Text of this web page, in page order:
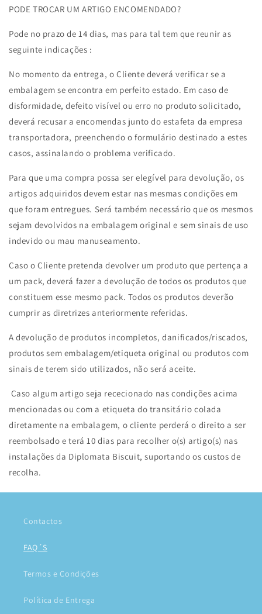
PODE TROCAR UM ARTIGO ENCOMENDADO?
Pode no prazo de 14 dias, mas para tal tem que reunir as
seguinte indicações :
No momento da entrega, o Cliente deverá verificar se a
embalagem se encontra em perfeito estado. Em caso de
disformidade, defeito visível ou erro no produto solicitado,
deverá recusar a encomendas junto do estafeta da empresa
transportadora, preenchendo o formulário destinado a estes
casos, assinalando o problema verificado.
Para que uma compra possa ser elegível para devolução, os
artigos adquiridos devem estar nas mesmas condições em
que foram entregues. Será também necessário que os mesmos
sejam devolvidos na embalagem original e sem sinais de uso
indevido ou mau manuseamento.
Caso o Cliente pretenda devolver um produto que pertença a
um pack, deverá fazer a devolução de todos os produtos que
constituem esse mesmo pack. Todos os produtos deverão
cumprir as diretrizes anteriormente referidas.
A devolução de produtos incompletos, danificados/riscados,
produtos sem embalagem/etiqueta original ou produtos com
sinais de terem sido utilizados, não será aceite.
Caso algum artigo seja rececionado nas condições acima
mencionadas ou com a etiqueta do transitário colada
diretamente na embalagem, o cliente perderá o direito a ser
reembolsado e terá 10 dias para recolher o(s) artigo(s) nas
instalações da Diplomata Biscuit, suportando os custos de
recolha.
Contactos
FAQ´S
Termos e Condições
Política de Entrega